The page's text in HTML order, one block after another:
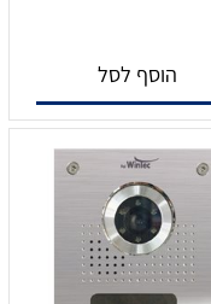
הוסף לסל